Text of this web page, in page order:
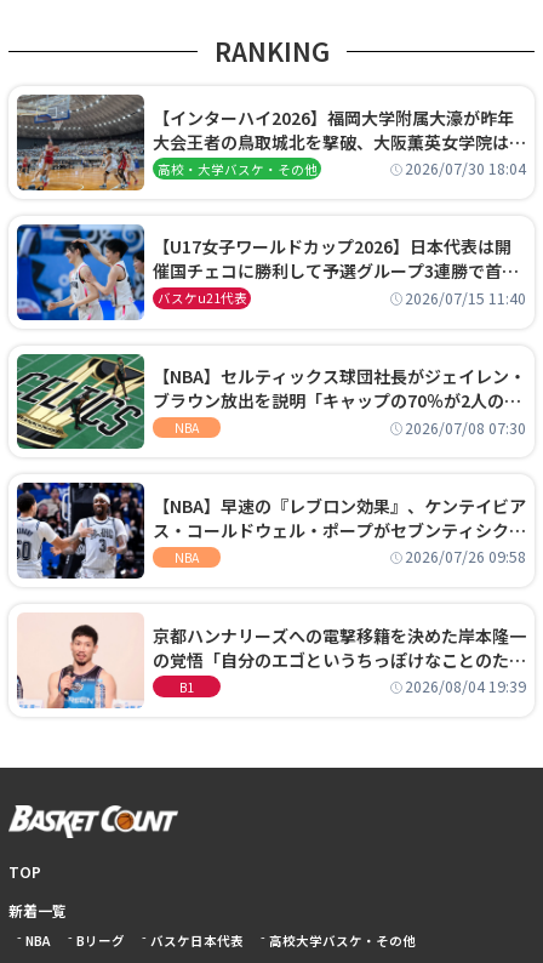
RANKING
【インターハイ2026】福岡大学附属大濠が昨年
大会王者の鳥取城北を撃破、大阪薫英女学院は岐
阜女子に完勝、大会3日目試合結果
高校・大学バスケ・その他 2026/07/30 18:04
【U17女子ワールドカップ2026】日本代表は開
催国チェコに勝利して予選グループ3連勝で首位
通過！準々決勝の相手はエジプトに決定
バスケu21代表 2026/07/15 11:40
【NBA】セルティックス球団社長がジェイレン・
ブラウン放出を説明「キャップの70％が2人の選
手に集中するチームでは勝てない」
NBA 2026/07/08 07:30
【NBA】早速の『レブロン効果』、ケンテイビア
ス・コールドウェル・ポープがセブンティシクサ
ーズに1年契約で加入
NBA 2026/07/26 09:58
京都ハンナリーズへの電撃移籍を決めた岸本隆一
の覚悟「自分のエゴというちっぽけなことのため
に、京都に来たわけではない」
B1 2026/08/04 19:39
TOP
新着一覧
NBA Bリーグ バスケ日本代表 高校大学バスケ・その他